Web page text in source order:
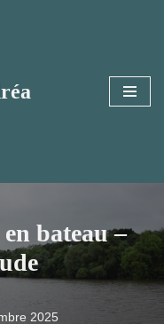
bateau –
2025